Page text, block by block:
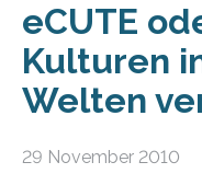
eCUTE
Kulturen
Welten
29 November 2010